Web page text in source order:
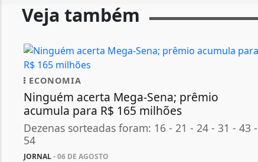
Veja também
ECONOMIA
Ninguém acerta Mega-Sena; prêmio
acumula para R$ 165 milhões
Dezenas sorteadas foram: 16 - 21 - 24 - 31 - 43 -
54
JORNAL- 06 DE AGOSTO